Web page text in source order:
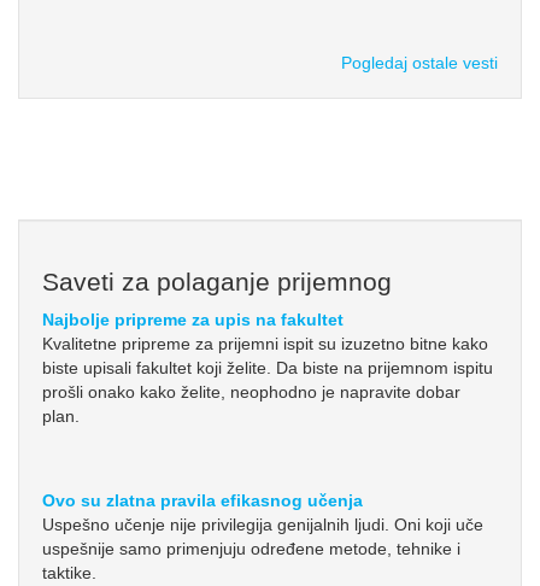
Pogledaj ostale vesti
Saveti za polaganje prijemnog
Najbolje pripreme za upis na fakultet
Kvalitetne pripreme za prijemni ispit su izuzetno bitne kako
biste upisali fakultet koji želite. Da biste na prijemnom ispitu
prošli onako kako želite, neophodno je napravite dobar
plan.
Ovo su zlatna pravila efikasnog učenja
Uspešno učenje nije privilegija genijalnih ljudi. Oni koji uče
uspešnije samo primenjuju određene metode, tehnike i
taktike.